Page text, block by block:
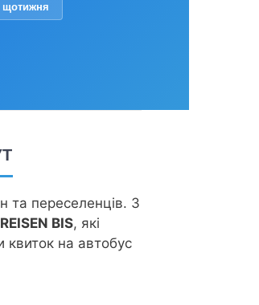
щотижня
та переселенців. З
BIS, які
квиток на автобус